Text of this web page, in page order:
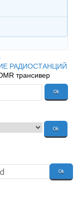
РАДИОСТАНЦИЙ
трансивер